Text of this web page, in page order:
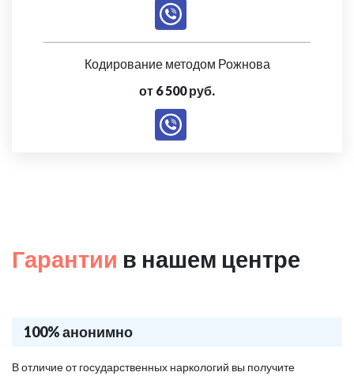
Кодирование методом Рожнова
от 6 500 руб.
Гарантии в нашем центре
100% анонимно
В отличие от государственных наркологий вы получите